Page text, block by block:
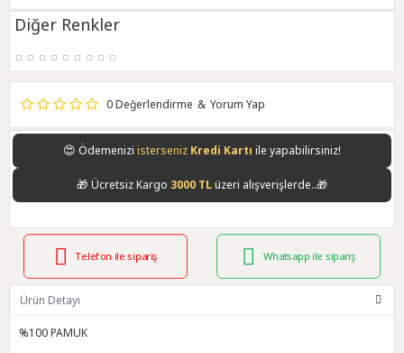
0 Değerlendirme & Yorum Yap
Diğer Renkler
😍 Ödemenizi istersenizKredi Kartı ile yapabilirsiniz!
🎁 Ücretsiz Kargo 3000 TLüzeri alışverişlerde..🎁
Telefon ile sipariş Whatsapp ile sipariş
Ürün Detayı
%100 PAMUK